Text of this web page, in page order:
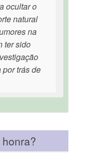
ocultar o
natural
na
ter sido
trás de